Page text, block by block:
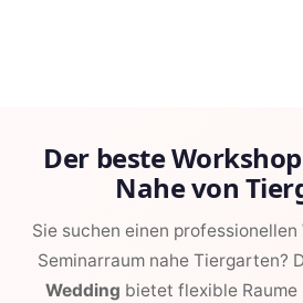
Der beste
Nahe von
Sie suchen einen
Seminarraum nahe Tiergarten?
Wedding bietet flexible